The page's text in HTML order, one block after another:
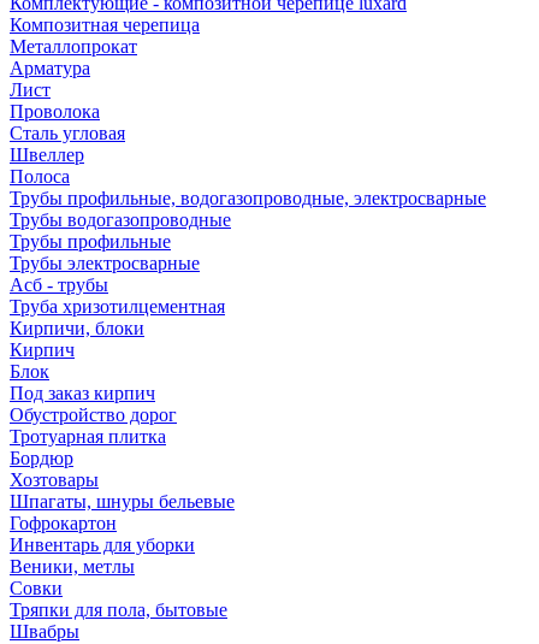
Композитная черепица
Металлопрокат
Арматура
Лист
Проволока
Сталь угловая
Швеллер
Полоса
Трубы профильные, водогазопроводные, электросварные
Трубы водогазопроводные
Трубы профильные
Трубы электросварные
Асб - трубы
Труба хризотилцементная
Кирпичи, блоки
Кирпич
Блок
Под заказ кирпич
Обустройство дорог
Тротуарная плитка
Бордюр
Хозтовары
Шпагаты, шнуры бельевые
Гофрокартон
Инвентарь для уборки
Веники, метлы
Совки
Тряпки для пола, бытовые
Швабры